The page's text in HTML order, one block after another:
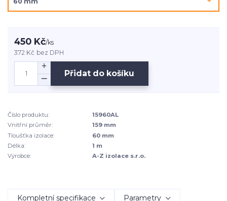
450 Kč/ks
372 Kč bez DPH
Přidat do košíku
Číslo produktu:
15960AL
Vnitřní průměr:
159 mm
Tloušťka izolace:
60 mm
Délka:
1 m
Výrobce:
A-Z izolace s.r.o.
Kompletní specifikace Parametry